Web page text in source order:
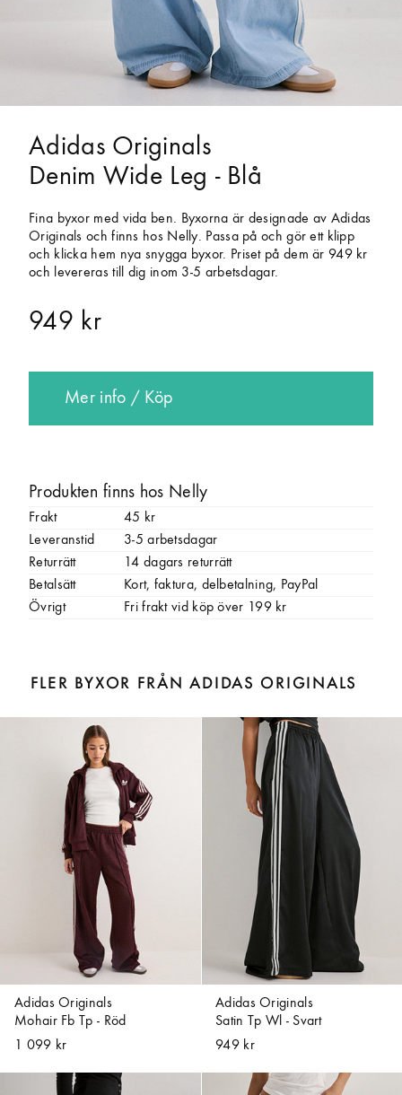
Adidas Originals
Denim Wide Leg - Blå
Fina byxor med vida ben. Byxorna är designade av Adidas
Originals och finns hos Nelly. Passa på och gör ett klipp
och klicka hem nya snygga byxor. Priset på dem är 949 kr
och levereras till dig inom 3-5 arbetsdagar.
949 kr
Mer info / Köp
Produkten finns hos Nelly
Frakt
45 kr
Leveranstid
3-5 arbetsdagar
Returrätt
14 dagars returrätt
Betalsätt
Kort, faktura, delbetalning, PayPal
Övrigt
Fri frakt vid köp över 199 kr
FLER BYXOR FRÅN ADIDAS ORIGINALS
Adidas Originals
Mohair Fb Tp - Röd
1 099 kr
Adidas Originals
Satin Tp Wl - Svart
949 kr